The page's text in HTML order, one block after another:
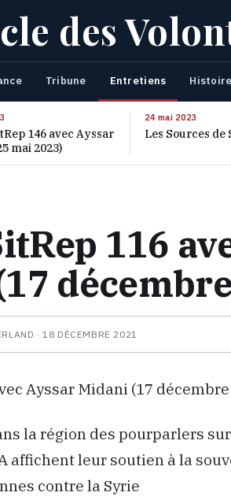
des
Tribune Entretiens Histoire
146 avec Ayssar
mai 2023)
24 mai 2023
Les Sources de
116
·18 DÉCEMBRE 2021
Ayssar Midani (17
la région des pourparlers
affichent leur soutien à la
contre la Syrie